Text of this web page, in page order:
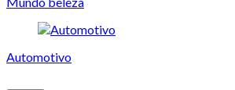
Automotivo